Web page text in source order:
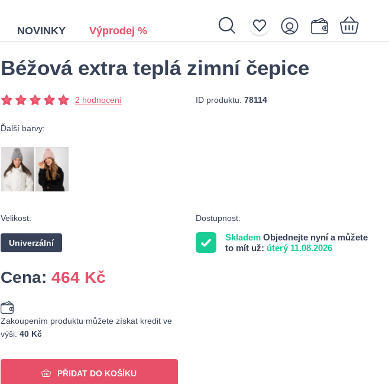
NOVINKY Výprodej %
Nákupní košík je prázdný.
Béžová extra teplá zimní čepice
2 hodnocení ID produktu: 78114
Dostupnost:
Skladem Objednejte nyní a můžete
to mít už: úterý 11.08.2026
Ďalší barvy:
Velikost:
Univerzální
Cena: 464 Kč
Zakoupením produktu můžete získat kredit ve
výši: 40 Kč
PŘIDAT DO KOŠÍKU